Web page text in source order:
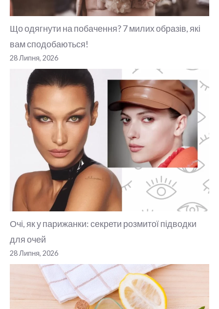
Що одягнути на побачення? 7 милих образів, які
вам сподобаються!
28 Липня, 2026
Очі, як у парижанки: секрети розмитої підводки
для очей
28 Липня, 2026